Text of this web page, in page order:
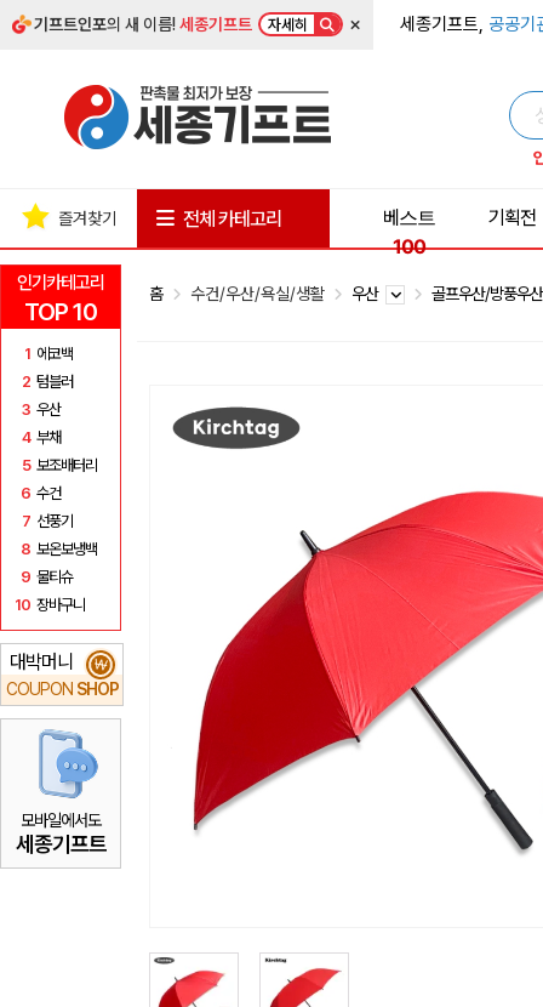
기프트인포의 새 이름!세종기프트 자세히 × 세종기프트, 공공기
인기카테고리
TOP 10
1 에코백
2 텀블러
3 우산
4 부채
5 보조배터리
6 수건
7 선풍기
8 보온보냉백
9 물티슈
10 장바구니
대박머니
COUPON SHOP
₩
모바일에서도
세종기프트
즐겨찾기 전체 카테고리
베스트
100
기획전
홈 수건/우산/욕실/생활 우산 골프우산/방풍우